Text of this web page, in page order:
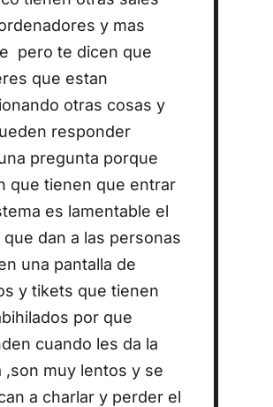
y mas
pero te dicen que
que estan
otras cosas y
responder
pregunta porque
que tienen que entrar
es lamentable el
dan a las personas
una pantalla de
y tikets que tienen
por que
cuando les da la
,son muy lentos y se
a charlar y perder el